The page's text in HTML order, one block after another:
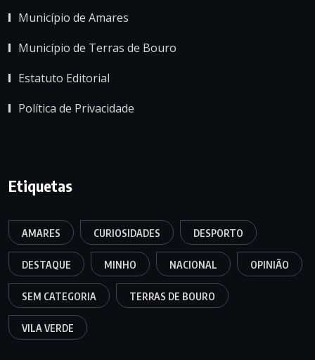
Município de Amares
Município de Terras de Bouro
Estatuto Editorial
Política de Privacidade
Etiquetas
AMARES CURIOSIDADES DESPORTO
DESTAQUE MINHO NACIONAL OPINIÃO
SEM CATEGORIA TERRAS DE BOURO
VILA VERDE